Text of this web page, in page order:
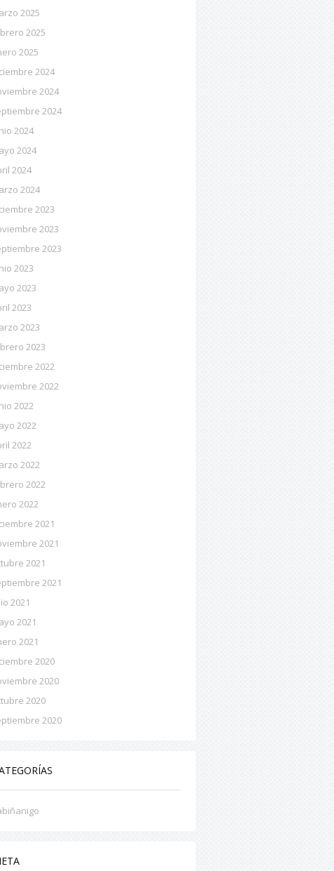
2025
2025
2025
2024
2024
2024
2024
2024
2024
2024
2023
2023
2023
2023
2023
2023
2023
2023
2022
2022
2022
2022
2022
2022
2022
2022
2021
2021
2021
2021
2021
2021
2021
2020
2020
2020
2020